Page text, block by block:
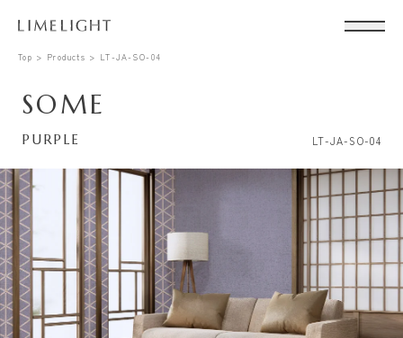
Top Products LT-JA-SO-04
SOME
PURPLE LT-JA-SO-04